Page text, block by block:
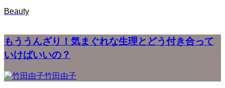
Beauty
もううんざり！気まぐれな生理とどう付き合って
いけばいいの？
竹田由子